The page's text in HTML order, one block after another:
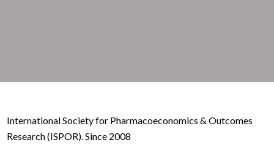
International Society for Pharmacoeconomics & Outcomes
Research (ISPOR). Since 2008